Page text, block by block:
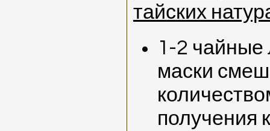
тайских
1-2
маски
получения